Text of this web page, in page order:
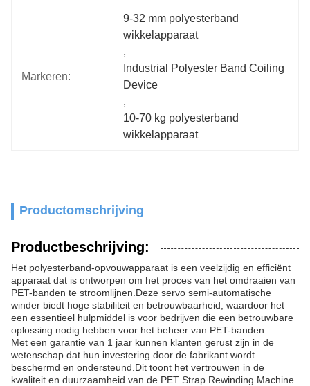
Markeren:
9-32 mm polyesterband
wikkelapparaat
,
Industrial Polyester Band Coiling
Device
,
10-70 kg polyesterband
wikkelapparaat
Productomschrijving
Productbeschrijving:
Het polyesterband-opvouwapparaat is een veelzijdig en efficiënt
apparaat dat is ontworpen om het proces van het omdraaien van
PET-banden te stroomlijnen.Deze servo semi-automatische
winder biedt hoge stabiliteit en betrouwbaarheid, waardoor het
een essentieel hulpmiddel is voor bedrijven die een betrouwbare
oplossing nodig hebben voor het beheer van PET-banden.
Met een garantie van 1 jaar kunnen klanten gerust zijn in de
wetenschap dat hun investering door de fabrikant wordt
beschermd en ondersteund.Dit toont het vertrouwen in de
kwaliteit en duurzaamheid van de PET Strap Rewinding Machine.